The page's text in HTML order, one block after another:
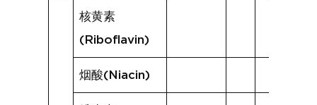
核黄素
(Riboflavin)
烟酸(Niacin)